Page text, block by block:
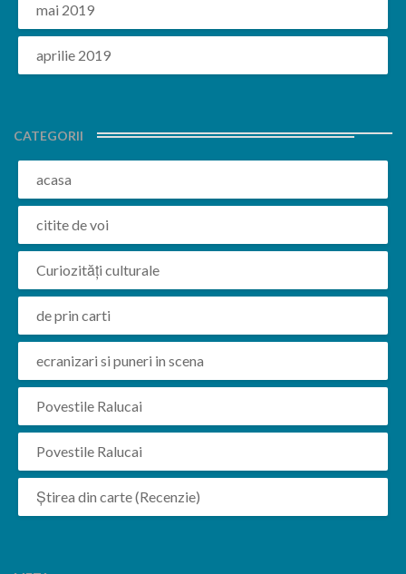
mai 2019
aprilie 2019
CATEGORII
acasa
citite de voi
Curiozități culturale
de prin carti
ecranizari si puneri in scena
Povestile Ralucai
Povestile Ralucai
Știrea din carte (Recenzie)